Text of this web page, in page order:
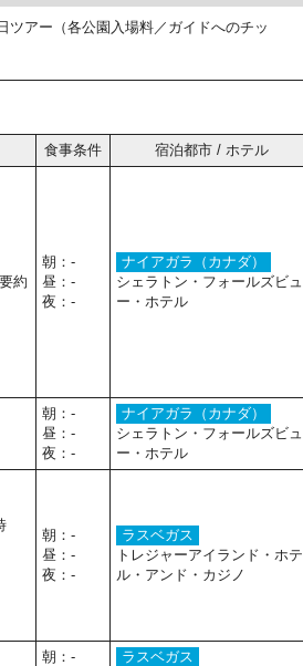
アー（各公園入場料／ガイドへのチッ
食事条件
宿泊都市 / ホテル
約
朝：-
昼：-
夜：-
ナイアガラ（カナダ）
シェラトン・フォールズビュ
ー・ホテル
朝：-
昼：-
夜：-
ナイアガラ（カナダ）
シェラトン・フォールズビュ
ー・ホテル
朝：-
昼：-
夜：-
ラスベガス
トレジャーアイランド・ホテ
ル・アンド・カジノ
朝：-
ラスベガス